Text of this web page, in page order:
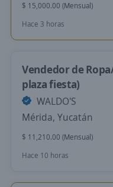
$ 15,000.00 (Mensual)
Hace 3 horas
Vendedor de
plaza fiesta)
WALDO'S
Mérida, Yucatán
$ 11,210.00 (Mensual)
Hace 10 horas